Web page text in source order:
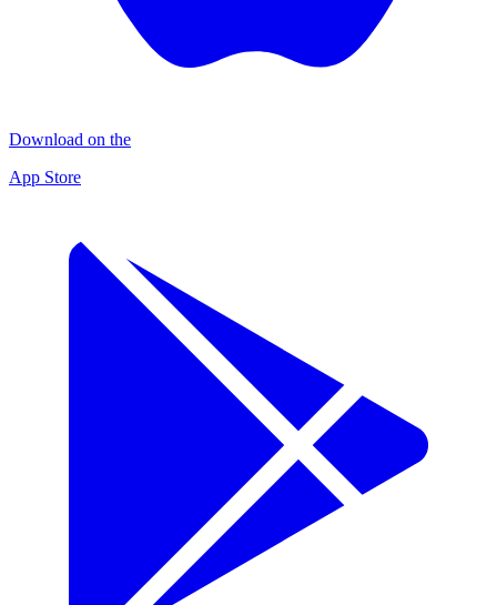
Download on the
App Store